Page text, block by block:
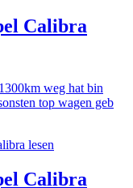
Calibra
weg hat bin
top wagen geb
lesen
Calibra